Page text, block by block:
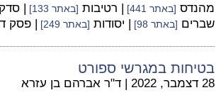
מהנדס [באתר 441] | רטיבות [באתר 133] |
שברים [באתר 98] | יסודות [באתר 249] | פסק
בטיחות במגרשי ספורט
28 דצמבר, 2022 | ד"ר אברהם בן עזרא